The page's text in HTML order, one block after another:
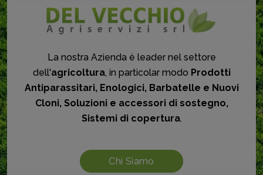
La nostra Azienda è leader nel settore
dell'agricoltura, in particolar modo Prodotti
Antiparassitari, Enologici, Barbatelle e Nuovi
Cloni, Soluzioni e accessori di sostegno,
Sistemi di copertura.
Chi Siamo